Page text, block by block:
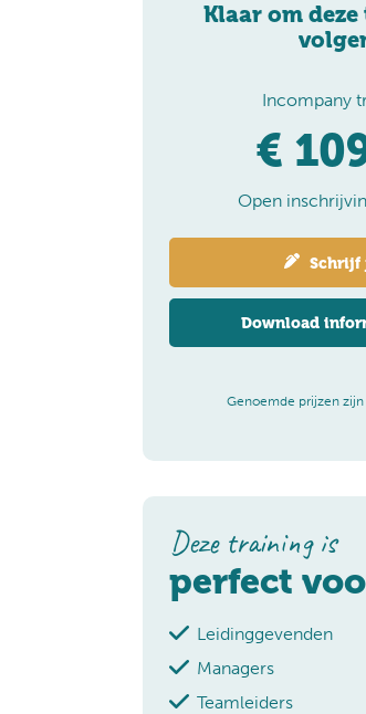
Klaar om
Incompany
€
Open
Schrijf
Download
Genoemde prijzen zijn
Deze training is
perfect
Leidinggevenden
Managers
Teamleiders